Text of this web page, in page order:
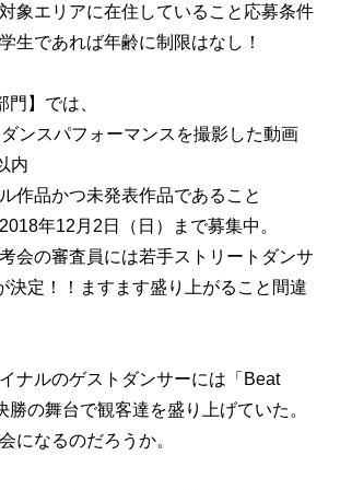
象エリアに在住していること応募条件
生であれば年齢に制限はなし！
】では、
ダンスパフォーマンスを撮影した動画
内
作品かつ未発表作品であること
年12月2日（日）まで募集中。
会の審査員には若手ストリートダンサ
決定！！ますます盛り上がること間違
ナルのゲストダンサーには「Beat
勝の舞台で観客達を盛り上げていた。
になるのだろうか。